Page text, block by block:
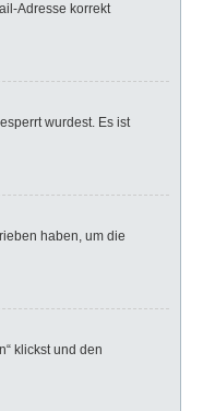
Adresse korrekt
wurdest. Es ist
haben, um die
klickst und den